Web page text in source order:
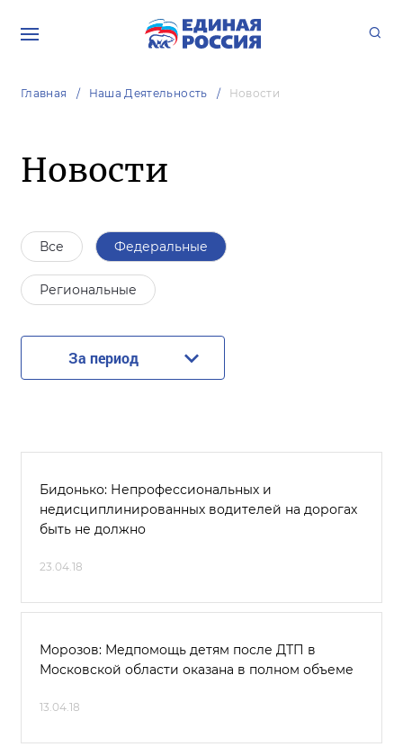
Главная Наша Деятельность Новости
Новости
Все Федеральные
Региональные
За период
Бидонько: Непрофессиональных и
недисциплинированных водителей на дорогах
быть не должно
23.04.18
Морозов: Медпомощь детям после ДТП в
Московской области оказана в полном объеме
13.04.18